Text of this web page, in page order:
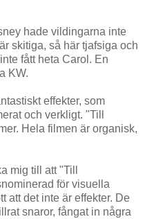
hade vildingarna inte
skitiga, så här tjafsiga och
fått heta Carol. En
KW.
effekter, som
och verkligt. "Till
Hela filmen är organisk,
mig till att "Till
för visuella
att det inte är effekter. De
snaror, fångat in några